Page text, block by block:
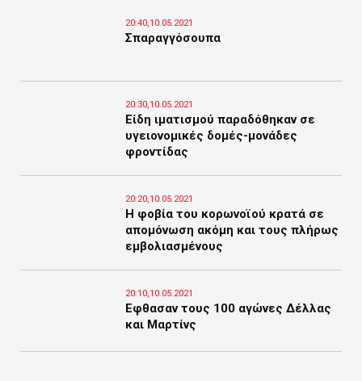
20:40,10.05.2021
Σπαραγγόσουπα
20:30,10.05.2021
Είδη ιματισμού παραδόθηκαν σε
υγειονομικές δομές-μονάδες
φροντίδας
20:20,10.05.2021
Η φοβία του κορωνοϊού κρατά σε
απομόνωση ακόμη και τους πλήρως
εμβολιασμένους
20:10,10.05.2021
Εφθασαν τους 100 αγώνες Δέλλας
και Μαρτίνς